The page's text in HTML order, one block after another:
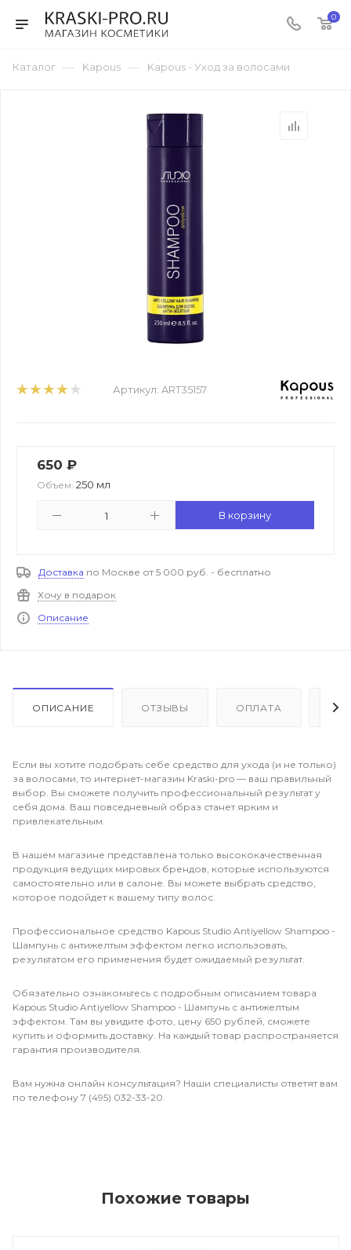
0
Каталог — Kapous — Kapous - Уход за волосами
Артикул: ART35157
650 ₽
Объем: 250 мл
В корзину
Доставка по Москве от 5 000 руб. - бесплатно
Хочу в подарок
Описание
ОПИСАНИЕ ОТЗЫВЫ ОПЛАТА
Если вы хотите подобрать себе средство для ухода (и не только)
за волосами, то интернет-магазин Kraski-pro — ваш правильный
выбор. Вы сможете получить профессиональный результат у
себя дома. Ваш повседневный образ станет ярким и
привлекательным.
В нашем магазине представлена только высококачественная
продукция ведущих мировых брендов, которые используются
самостоятельно или в салоне. Вы можете выбрать средство,
которое подойдет к вашему типу волос.
Профессиональное средство Kapous Studio Antiyellow Shampoo -
Шампунь с антижелтым эффектом легко использовать,
результатом его применения будет ожидаемый результат.
Обязательно ознакомьтесь с подробным описанием товара
Kapous Studio Antiyellow Shampoo - Шампунь с антижелтым
эффектом. Там вы увидите фото, цену 650 рублей, сможете
купить и оформить доставку. На каждый товар распространяется
гарантия производителя.
Вам нужна онлайн консультация? Наши специалисты ответят вам
по телефону 7 (495) 032-33-20.
Похожие товары